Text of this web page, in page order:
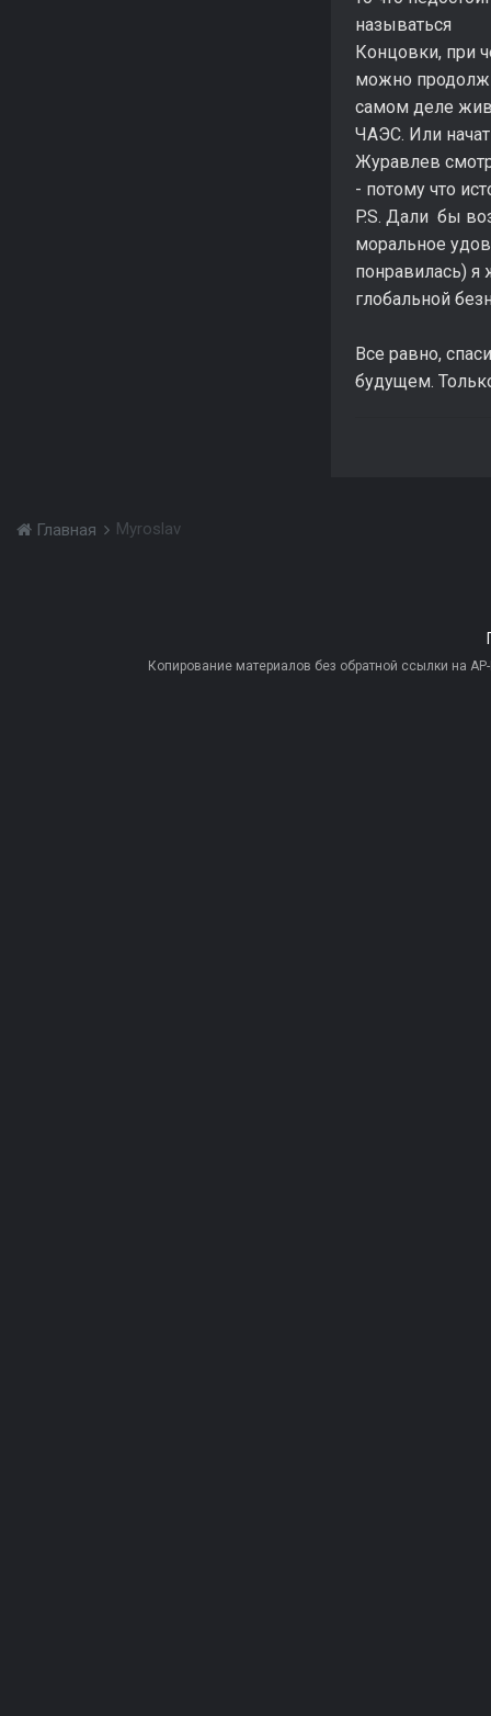
называться
Концовки, при
можно
самом деле
ЧАЭС. Или
Журавлев
- потому что
P.S. Дали бы
моральное
понравилась) я
глобальной
Все равно,
будущем.
Главная Myroslav
Копирование материалов без обратной ссылки на